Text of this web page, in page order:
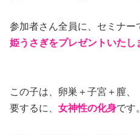
参加者さん全員に、セミナー
姫うさぎをプレゼントいたし
この子は、卵巣＋子宮＋膣、
要するに、 女神性の化身です。